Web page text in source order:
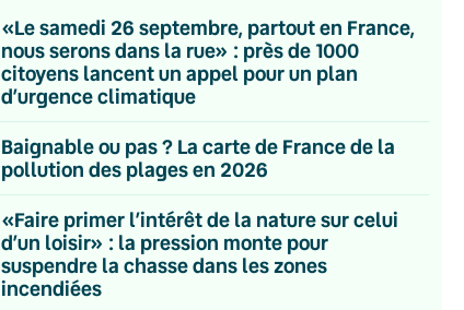
«Le samedi 26 septembre, partout en France,
nous serons dans la rue» : près de 1000
citoyens lancent un appel pour un plan
d’urgence climatique
Baignable ou pas ? La carte de France de la
pollution des plages en 2026
«Faire primer l’intérêt de la nature sur celui
d’un loisir» : la pression monte pour
suspendre la chasse dans les zones
incendiées